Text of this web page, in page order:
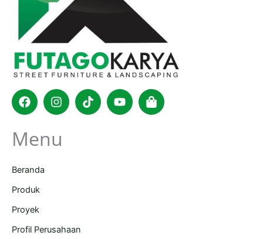
FacebookInstagram
TiktokYoutubeShopping-
bag
Menu
Beranda
Produk
Proyek
Profil Perusahaan